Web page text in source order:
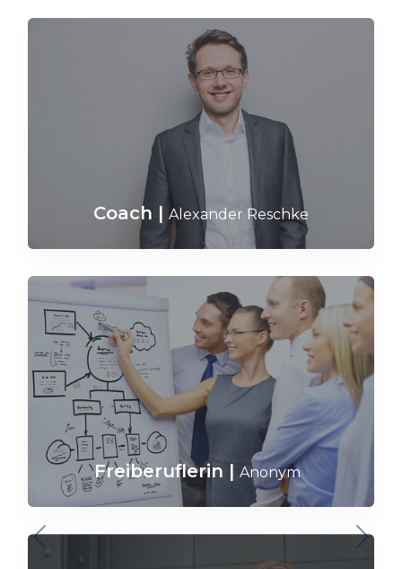
Coach | Alexander Reschke
Freiberuflerin | Anonym